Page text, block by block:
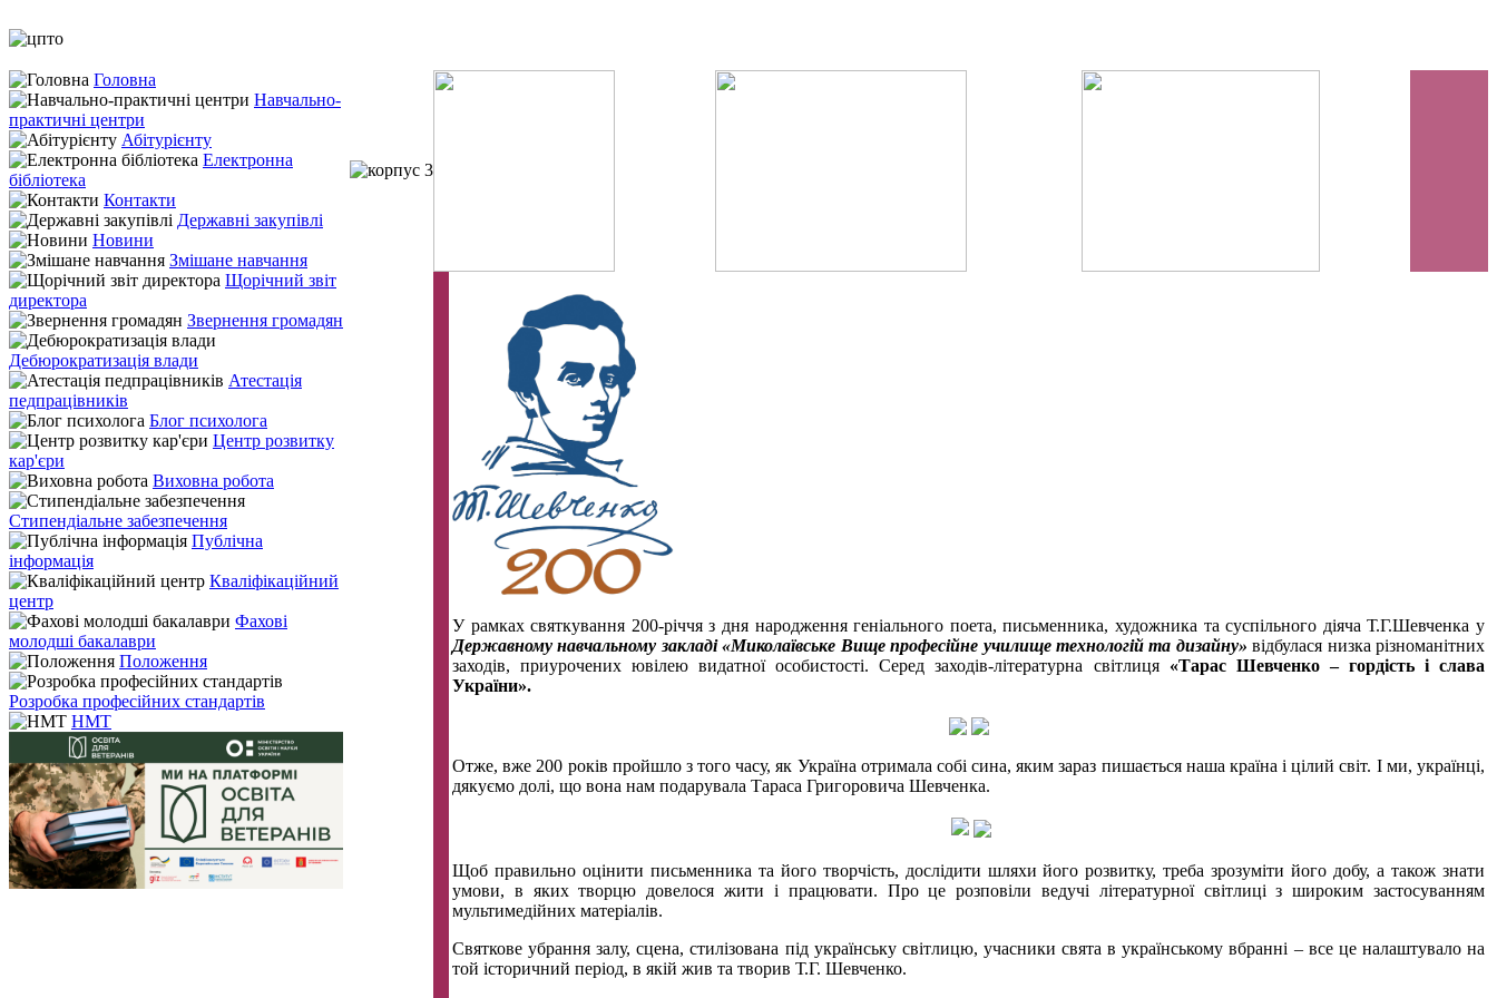
Головна
Навчально-
практичні центри
Абітурієнту
Електронна
бібліотека
Контакти
Державні закупівлі
Новини
Змішане навчання
Щорічний звіт
директора
Звернення громадян
Дебюрократизація влади
Атестація
педпрацівників
Блог психолога
Центр розвитку
кар'єри
Виховна робота
Стипендіальне забезпечення
Публічна
інформація
Кваліфікаційний
центр
Фахові
молодші бакалаври
Положення
Розробка професійних стандартів
НМТ
У рамках святкування 200-річчя з дня народження геніального поета, письменника, художника та суспільного діяча Т.Г.Шевченка у
Державномунавчальному закладі «Миколаївське Вище професійне училище технологій та дизайну» відбулася низка різноманітних
заходів, приурочених ювілею видатної особистості. Серед заходів-літературна світлиця «Тарас Шевченко – гордість і слава
України».
Отже, вже 200 років пройшло з того часу, як Україна отримала собі сина, яким зараз пишається наша країна і цілий світ. І ми, українці,
дякуємо долі, що вона нам подарувала Тараса Григоровича Шевченка.
Щоб правильно оцінити письменника та його творчість, дослідити шляхи його розвитку, треба зрозуміти його добу, а також знати
умови, в яких творцю довелося жити і працювати. Про це розповіли ведучі літературної світлиці з широким застосуванням
мультимедійних матеріалів.
Святкове убрання залу, сцена, стилізована під українську світлицю, учасники свята в українському вбранні – все це налаштувало на
той історичний період, в якій жив та творив Т.Г. Шевченко.